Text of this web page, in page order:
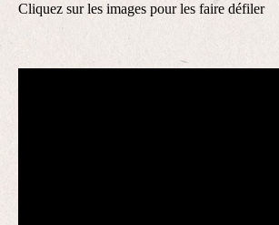
Cliquez sur les images pour les faire défiler